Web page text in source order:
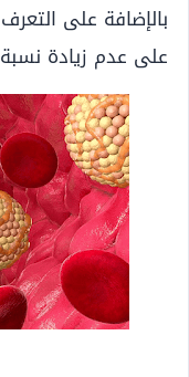
بالإضافة على
على عدم زيادة